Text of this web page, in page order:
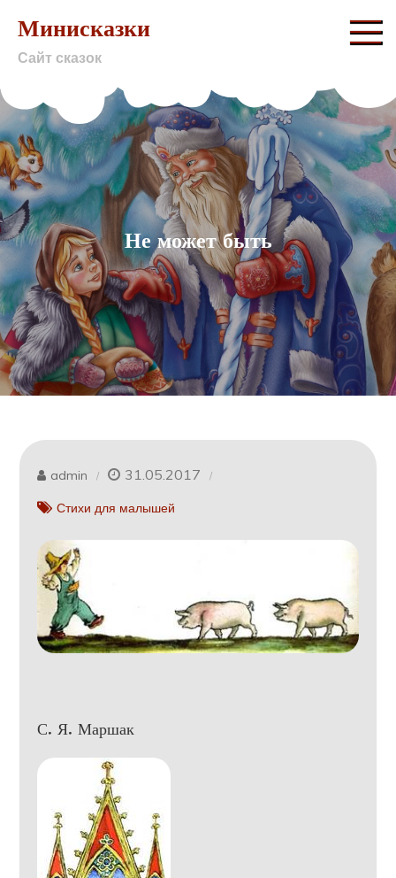
content
Минисказки
Сайт сказок
Не может быть
admin 31.05.2017
Стихи для малышей
С. Я. Маршак